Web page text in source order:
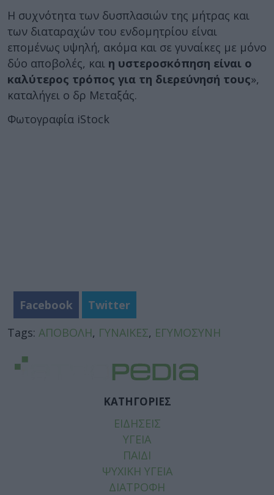
Η συχνότητα των δυσπλασιών της μήτρας και
των διαταραχών του ενδομητρίου είναι
επομένως υψηλή, ακόμα και σε γυναίκες με μόνο
δύο αποβολές, και η υστεροσκόπηση είναι ο
καλύτερος τρόπος για τη διερεύνησή τους»,
καταλήγει ο δρ Μεταξάς.
Φωτογραφία iStock
Facebook
Twitter
Tags: ΑΠΟΒΟΛΗ, ΓΥΝΑΙΚΕΣ, ΕΓΥΜΟΣΥΝΗ
ΚΑΤΗΓΟΡΙΕΣ
ΕΙΔΗΣΕΙΣ
ΥΓΕΙΑ
ΠΑΙΔΙ
ΨΥΧΙΚΗ ΥΓΕΙΑ
ΔΙΑΤΡΟΦΗ